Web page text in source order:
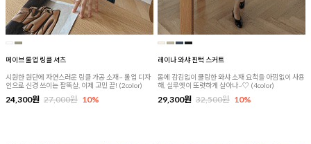
메이브 롤업 링클 셔츠
시원한 원단에 자연스러운 링클 가공 소재~ 롤업 디자
인으로 신경 쓰이는 팔뚝살, 이제 고민 끝! (2color)
24,300원 27,000원 10%
레이나 와샤 핀턱 스커트
몸에 감김없이 쿨링한 와샤 소재 요척을 아낌없이 사용
해, 실루엣이 또렷하게 살아나~♡ (4color)
29,300원 32,500원 10%